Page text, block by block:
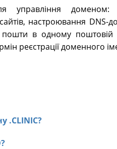
управління доменом:
настроювання DNS-
в одному поштовій
реєстрації доменного
.CLINIC?